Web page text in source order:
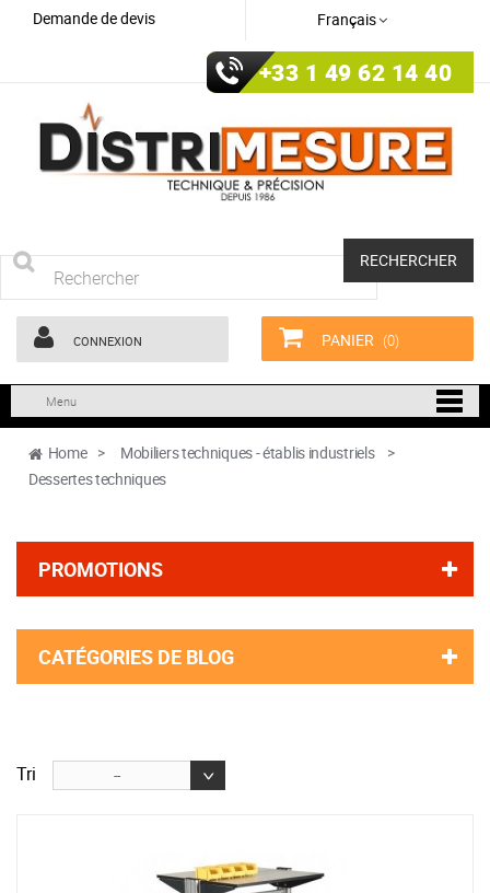
Demande de devis Français
+33 1 49 62 14 40
RECHERCHER
CONNEXION PANIER (0)
Menu
Home > Mobiliers techniques - établis industriels
>
Dessertes techniques
PROMOTIONS
CATÉGORIES DE BLOG
Tri --